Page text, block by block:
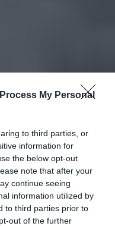
My Personal
to third parties, or
information for
the below opt-out
note that after your
continue seeing
information utilized by
to third parties prior to
out of the further